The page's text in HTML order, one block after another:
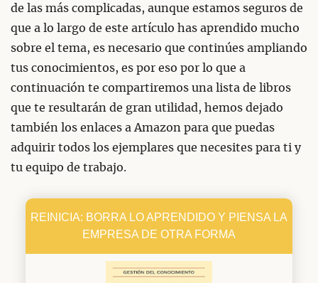
de las más complicadas, aunque estamos seguros de
que a lo largo de este artículo has aprendido mucho
sobre el tema, es necesario que continúes ampliando
tus conocimientos, es por eso por lo que a
continuación te compartiremos una lista de libros
que te resultarán de gran utilidad, hemos dejado
también los enlaces a Amazon para que puedas
adquirir todos los ejemplares que necesites para ti y
tu equipo de trabajo.
REINICIA: BORRA LO APRENDIDO Y PIENSA LA
EMPRESA DE OTRA FORMA